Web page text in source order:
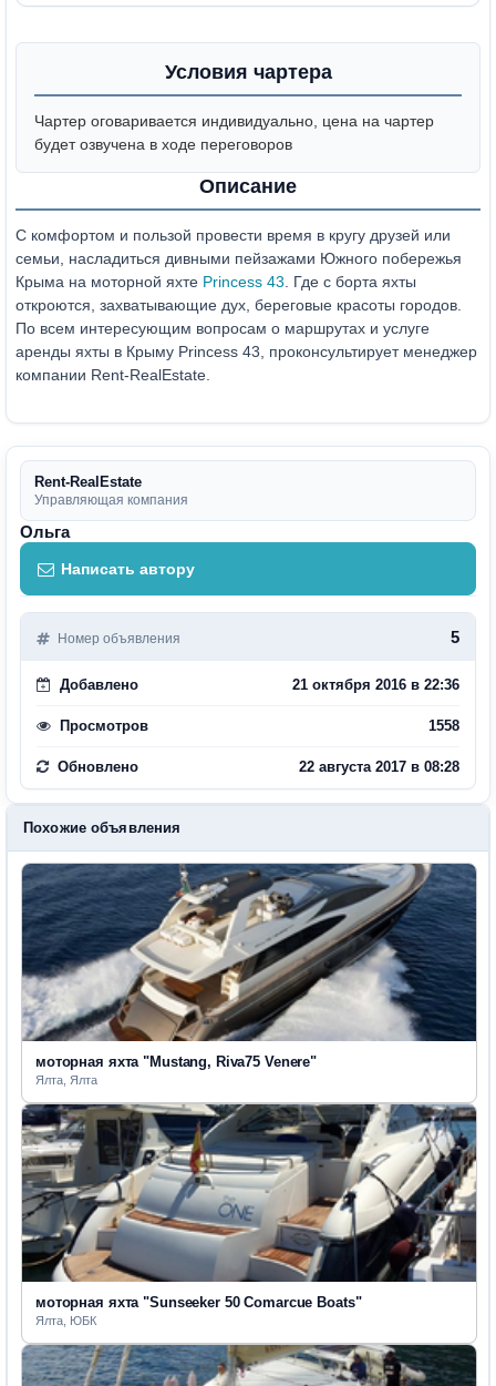
Условия чартера
Чартер оговаривается индивидуально, цена на чартер
будет озвучена в ходе переговоров
Описание
С комфортом и пользой провести время в кругу друзей или
семьи, насладиться дивными пейзажами Южного побережья
Крыма на моторной яхте Princess 43. Где с борта яхты
откроются, захватывающие дух, береговые красоты городов.
По всем интересующим вопросам о маршрутах и услуге
аренды яхты в Крыму Princess 43, проконсультирует менеджер
компании Rent-RealEstate.
Rent-RealEstate
Управляющая компания
Ольга
Написать автору
Номер объявления 5
Добавлено 21 октября 2016 в 22:36
Просмотров 1558
Обновлено 22 августа 2017 в 08:28
Похожие объявления
моторная яхта "Mustang, Riva75 Venere"
Ялта, Ялта
моторная яхта "Sunseeker 50 Comarcue Boats"
Ялта, ЮБК